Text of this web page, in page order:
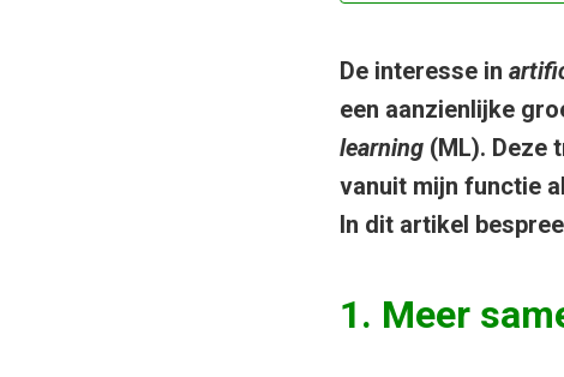
De interesse in
een aanzienlijke
learning (ML). Deze
vanuit mijn functie
In dit artikel
1. Meer